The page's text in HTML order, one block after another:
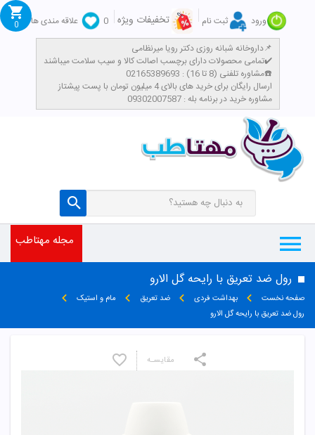
ورود ثبت نام تخفیفات ویژه 0
علاقه مندی ها
داروخانه شبانه روزی دکتر رویا میرنظامی📌
تمامی محصولات دارای برچسب اصالت کالا و سیب سلامت میباشند✔️
مشاوره تلفنی (8 تا 16) : 02165389693☎️
​ارسال رایگان برای خرید های بالای 4 میلیون تومان با پست پیشتاز
مشاوره خرید در برنامه بله : 09302007587
0
مجله مهتاطب
رول ضد تعریق با رایحه گل الارو
صفحه نخست بهداشت فردی ضد تعریق
مام و استیک
رول ضد تعریق با رایحه گل الارو
مقایسـه